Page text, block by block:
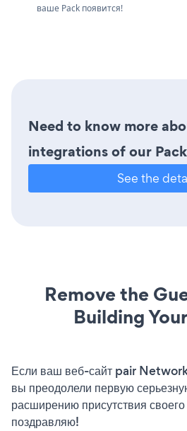
ваше Pack появится!
Need to know more
integrations of our
See the
Remove the
Building
Если ваш веб-сайт pair
вы преодолели первую
расширению присутствия
поздравляю!